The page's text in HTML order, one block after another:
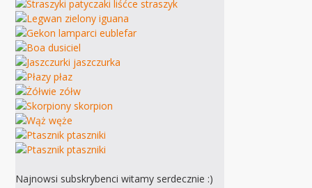
Najnowsi subskrybenci witamy serdecznie :)